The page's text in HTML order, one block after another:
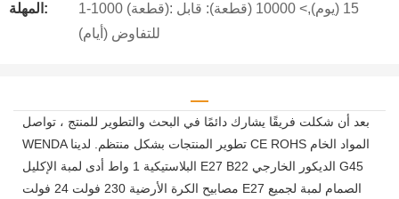
المهلة:
1-1000 (قطعة): 15 (يوم),> 10000 (قطعة): قابل
للتفاوض (أيام)
بعد أن شكلت فريقًا يشارك دائمًا في البحث والتطوير للمنتج ، تواصل
WENDA تطوير المنتجات بشكل منتظم. لدينا CE ROHS المواد الخام
البلاستيكية 1 واط أدى لمبة الإكليل E27 B22 الديكور الخارجي G45
مصابيح الكرة الأرضية 230 فولت 24 فولت E27 الصمام لمبة لجميع